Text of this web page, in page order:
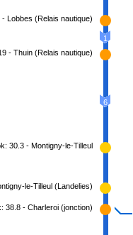
- Lobbes (Relais nautique)
1
- Thuin (Relais nautique)
6
30.3 - Montigny-le-Tilleul
le-Tilleul (Landelies)
38.8 - Charleroi (jonction)